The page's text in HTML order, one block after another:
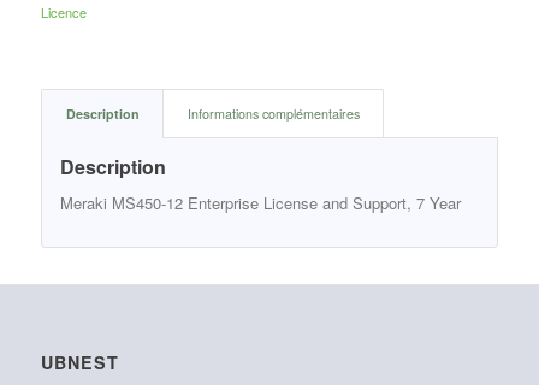
Licence
Description Informations complémentaires
Description
Meraki MS450-12 Enterprise License and Support, 7 Year
UBNEST